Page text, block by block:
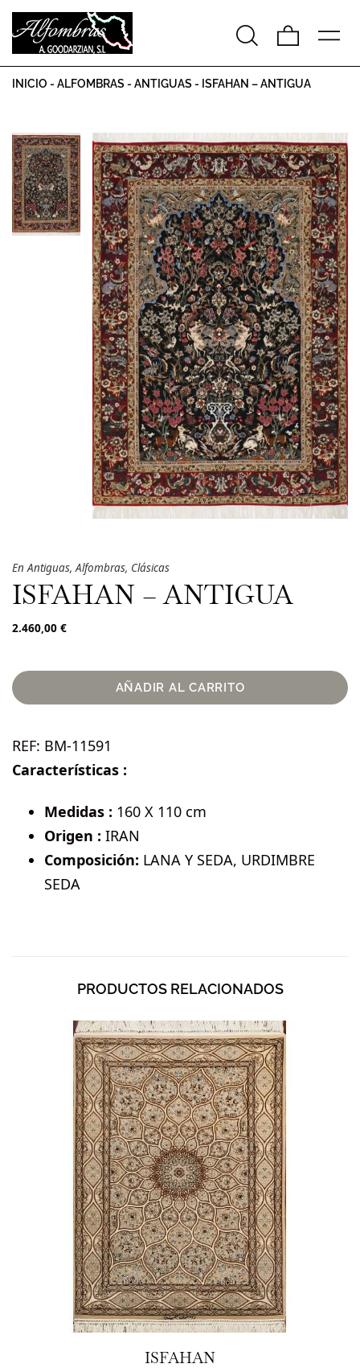
INICIO - ALFOMBRAS - ANTIGUAS - ISFAHAN – ANTIGUA
EnAntiguas,Alfombras, Clásicas
ISFAHAN – ANTIGUA
2.460,00 €
AÑADIR AL CARRITO
REF: BM-11591
Características :
Medidas : 160 X 110 cm
Origen : IRAN
Composición: LANA Y SEDA, URDIMBRE
SEDA
PRODUCTOS RELACIONADOS
ISFAHAN